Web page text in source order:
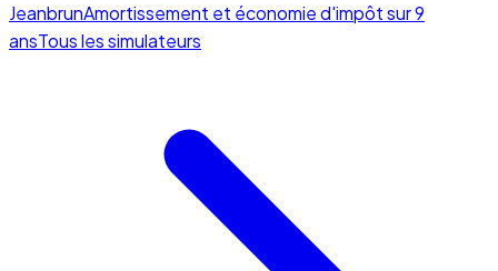
JeanbrunAmortissement et économie d'impôt sur 9
ansTous les simulateurs